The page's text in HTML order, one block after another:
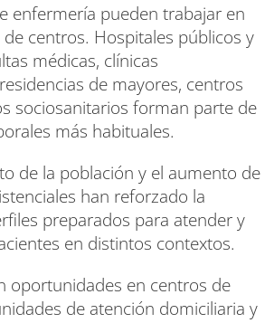
enfermería pueden trabajar en
centros. Hospitales públicos y
médicas, clínicas
de mayores, centros
sociosanitarios forman parte de
más habituales.
de la población y el aumento de
han reforzado la
preparados para atender y
en distintos contextos.
oportunidades en centros de
de atención domiciliaria y